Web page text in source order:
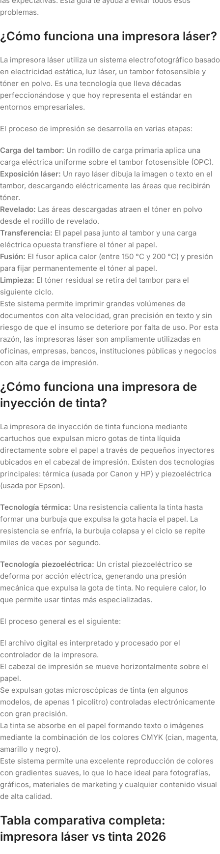
problemas.
¿Cómo funciona una impresora láser?
La impresora láser utiliza un sistema electrofotográfico basado
en electricidad estática, luz láser, un tambor fotosensible y
tóner en polvo. Es una tecnología que lleva décadas
perfeccionándose y que hoy representa el estándar en
entornos empresariales.
El proceso de impresión se desarrolla en varias etapas:
Carga del tambor: Un rodillo de carga primaria aplica una
carga eléctrica uniforme sobre el tambor fotosensible (OPC).
Exposición láser: Un rayo láser dibuja la imagen o texto en el
tambor, descargando eléctricamente las áreas que recibirán
tóner.
Revelado: Las áreas descargadas atraen el tóner en polvo
desde el rodillo de revelado.
Transferencia: El papel pasa junto al tambor y una carga
eléctrica opuesta transfiere el tóner al papel.
Fusión: El fusor aplica calor (entre 150 °C y 200 °C) y presión
para fijar permanentemente el tóner al papel.
Limpieza: El tóner residual se retira del tambor para el
siguiente ciclo.
Este sistema permite imprimir grandes volúmenes de
documentos con alta velocidad, gran precisión en texto y sin
riesgo de que el insumo se deteriore por falta de uso. Por esta
razón, las impresoras láser son ampliamente utilizadas en
oficinas, empresas, bancos, instituciones públicas y negocios
con alta carga de impresión.
¿Cómo funciona una impresora de
inyección de tinta?
La impresora de inyección de tinta funciona mediante
cartuchos que expulsan micro gotas de tinta líquida
directamente sobre el papel a través de pequeños inyectores
ubicados en el cabezal de impresión. Existen dos tecnologías
principales: térmica (usada por Canon y HP) y piezoeléctrica
(usada por Epson).
Tecnología térmica: Una resistencia calienta la tinta hasta
formar una burbuja que expulsa la gota hacia el papel. La
resistencia se enfría, la burbuja colapsa y el ciclo se repite
miles de veces por segundo.
Tecnología piezoeléctrica: Un cristal piezoeléctrico se
deforma por acción eléctrica, generando una presión
mecánica que expulsa la gota de tinta. No requiere calor, lo
que permite usar tintas más especializadas.
El proceso general es el siguiente:
El archivo digital es interpretado y procesado por el
controlador de la impresora.
El cabezal de impresión se mueve horizontalmente sobre el
papel.
Se expulsan gotas microscópicas de tinta (en algunos
modelos, de apenas 1 picolitro) controladas electrónicamente
con gran precisión.
La tinta se absorbe en el papel formando texto o imágenes
mediante la combinación de los colores CMYK (cian, magenta,
amarillo y negro).
Este sistema permite una excelente reproducción de colores
con gradientes suaves, lo que lo hace ideal para fotografías,
gráficos, materiales de marketing y cualquier contenido visual
de alta calidad.
Tabla comparativa completa:
impresora láser vs tinta 2026